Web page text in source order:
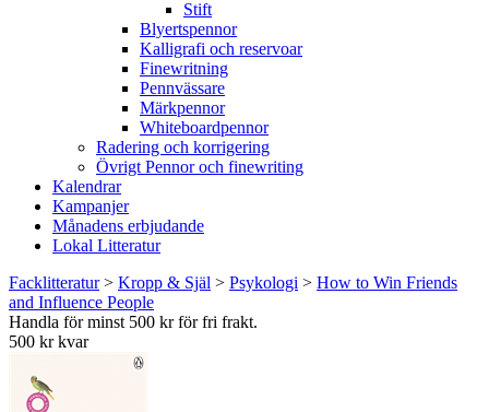
Stift
Blyertspennor
Kalligrafi och reservoar
Finewritning
Pennvässare
Märkpennor
Whiteboardpennor
Radering och korrigering
Övrigt Pennor och finewriting
Kalendrar
Kampanjer
Månadens erbjudande
Lokal Litteratur
Facklitteratur> Kropp & Själ > Psykologi > How to Win Friends
and Influence People
Handla för minst 500 kr för fri frakt.
500 kr kvar